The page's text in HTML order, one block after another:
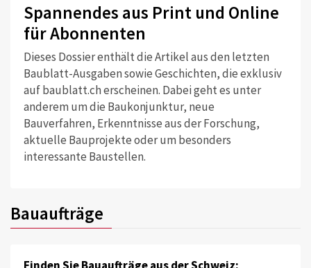
Spannendes aus Print und Online
für Abonnenten
Dieses Dossier enthält die Artikel aus den letzten
Baublatt-Ausgaben sowie Geschichten, die exklusiv
auf baublatt.ch erscheinen. Dabei geht es unter
anderem um die Baukonjunktur, neue
Bauverfahren, Erkenntnisse aus der Forschung,
aktuelle Bauprojekte oder um besonders
interessante Baustellen.
Bauaufträge